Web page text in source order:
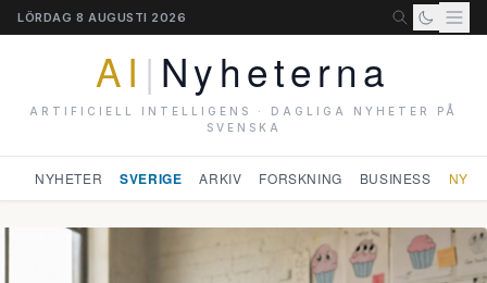
LÖRDAG 8 AUGUSTI 2026
AI | Nyheterna
ARTIFICIELL INTELLIGENS · DAGLIGA NYHETER PÅ
SVENSKA
NYHETER SVERIGE ARKIV FORSKNING BUSINESS